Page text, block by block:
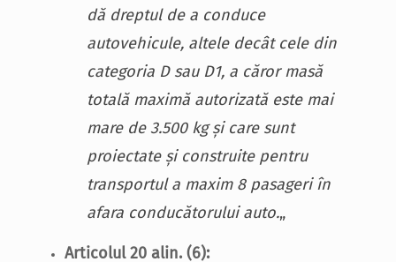
dă dreptul de a conduce
autovehicule, altele decât cele din
categoria D sau D1, a căror masă
totală maximă autorizată este mai
mare de 3.500 kg și care sunt
proiectate și construite pentru
transportul a maxim 8 pasageri în
afara conducătorului auto.„
Articolul 20 alin. (6):